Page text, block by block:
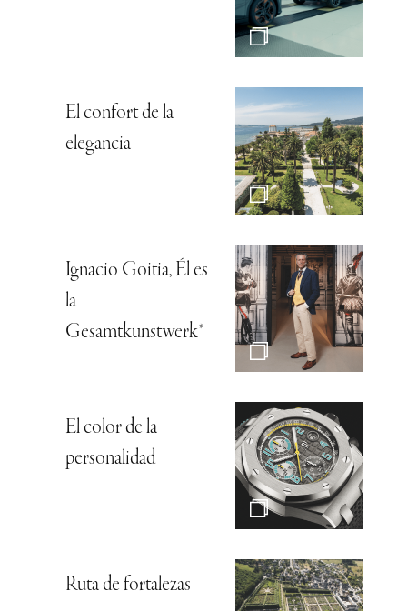
El confort de la
elegancia
Ignacio Goitia, Él es
la
Gesamtkunstwerk*
El color de la
personalidad
Ruta de fortalezas